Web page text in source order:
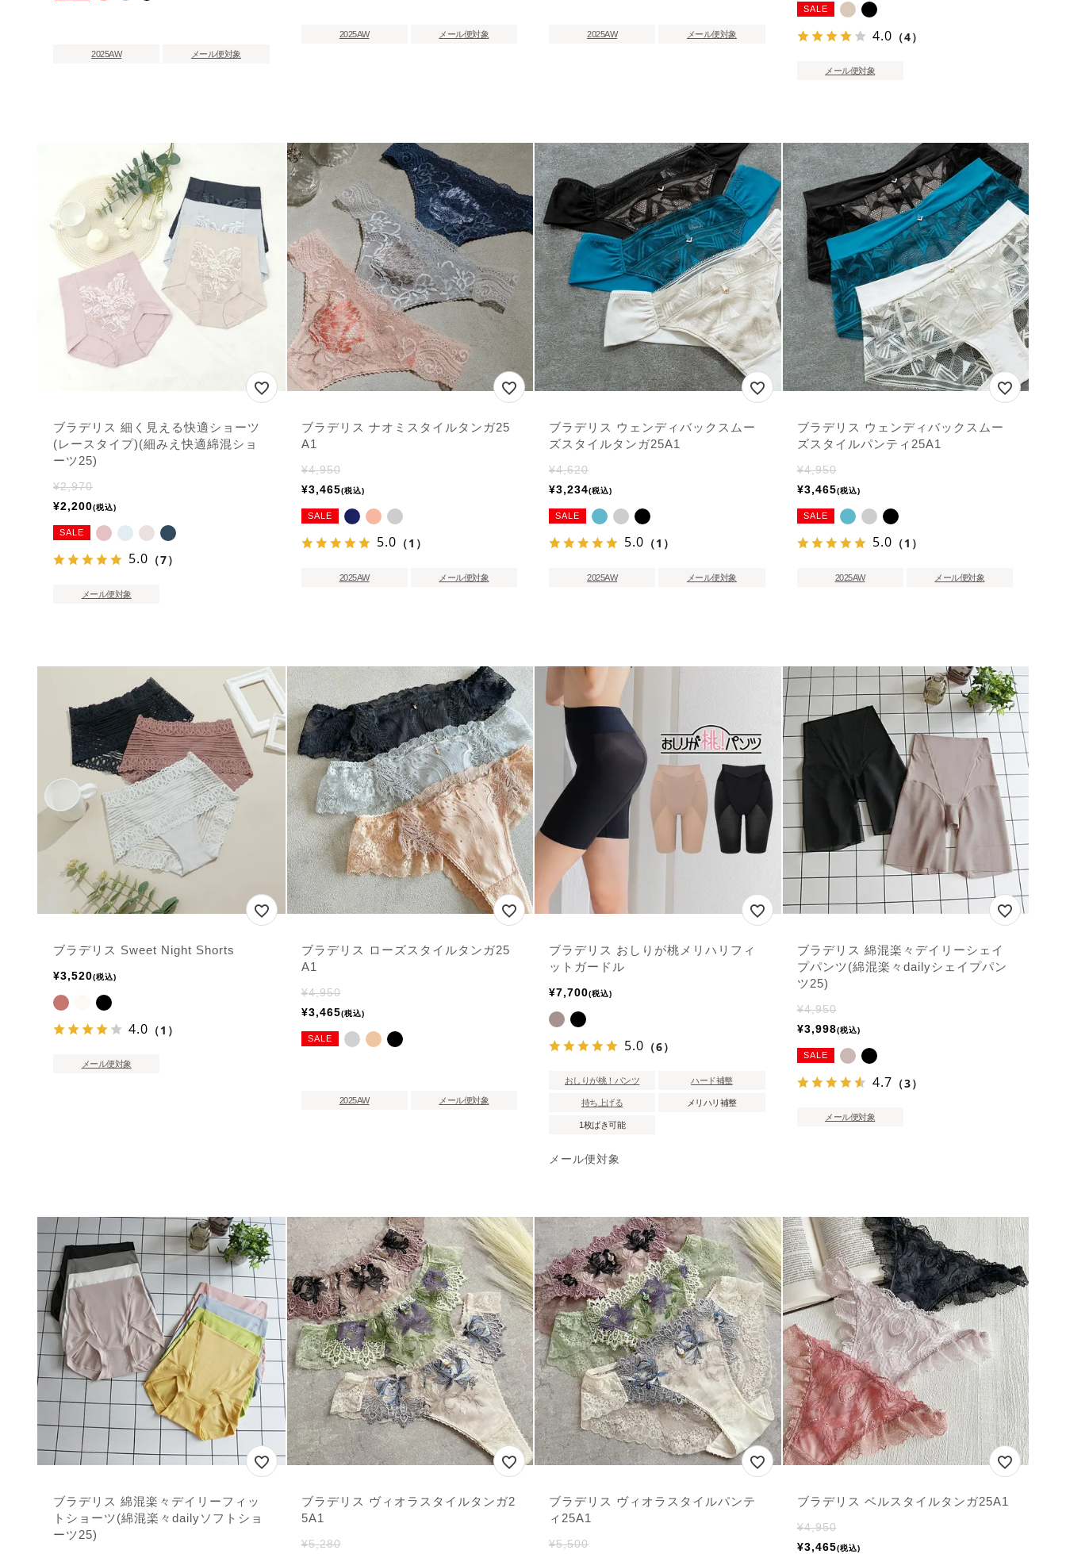
2025AW メール便対象
2025AW メール便対象 2025AW メール便対象
SALE
4.0 （4）
メール便対象
ブラデリス 細く見える快適ショーツ
(レースタイプ)(細みえ快適綿混ショ
ーツ25)
¥2,970
¥2,200 税込
SALE
5.0 （7）
メール便対象
ブラデリス ナオミスタイルタンガ25
A1
¥4,950
¥3,465 税込
SALE
5.0 （1）
2025AW メール便対象
ブラデリス ウェンディバックスムー
ズスタイルタンガ25A1
¥4,620
¥3,234 税込
SALE
5.0 （1）
2025AW メール便対象
ブラデリス ウェンディバックスムー
ズスタイルパンティ25A1
¥4,950
¥3,465 税込
SALE
5.0 （1）
2025AW メール便対象
ブラデリス Sweet Night Shorts
¥3,520 税込
4.0 （1）
メール便対象
ブラデリス ローズスタイルタンガ25
A1
¥4,950
¥3,465 税込
SALE
2025AW メール便対象
ブラデリス おしりが桃メリハリフィ
ットガードル
¥7,700 税込
5.0 （6）
おしりが桃！パンツ ハード補整
持ち上げる メリハリ補整
1枚ばき可能
メール便対象
ブラデリス 綿混楽々デイリーシェイ
プパンツ(綿混楽々dailyシェイプパン
ツ25)
¥4,950
¥3,998 税込
SALE
4.7 （3）
メール便対象
ブラデリス 綿混楽々デイリーフィッ
トショーツ(綿混楽々dailyソフトショ
ーツ25)
ブラデリス ヴィオラスタイルタンガ2
5A1
¥5,280
ブラデリス ヴィオラスタイルパンテ
ィ25A1
¥5,500
ブラデリス ベルスタイルタンガ25A1
¥4,950
¥3,465 税込